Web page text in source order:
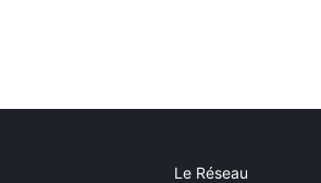
Le Réseau